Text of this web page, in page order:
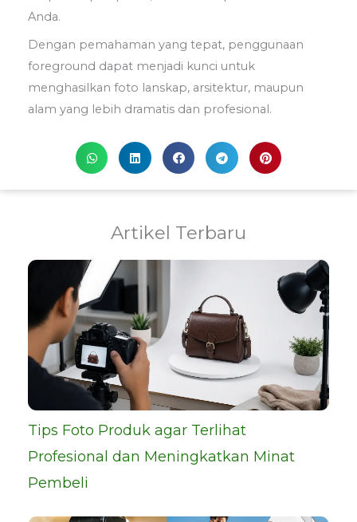
Anda.
Dengan pemahaman yang tepat, penggunaan
foreground dapat menjadi kunci untuk
menghasilkan foto lanskap, arsitektur, maupun
alam yang lebih dramatis dan profesional.
Artikel Terbaru
Tips Foto Produk agar Terlihat
Profesional dan Meningkatkan Minat
Pembeli